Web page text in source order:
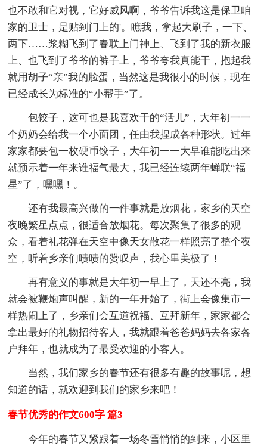
也不敢和它对视，它好威风啊，爷爷告诉我这是保卫咱
家的卫士，是贴到门上的'。瞧我，拿起大刷子，一下、
两下……浆糊飞到了春联上门神上、飞到了我的新衣服
上、也飞到了爷爷的裤子上，爷爷夸我真能干，抱起我
就用胡子“亲”我的脸蛋，当然这是我很小的时候，现在
已经成长为标准的“小帮手”了。
包饺子，这可也是我喜欢干的“活儿”，大年初一一
个奶奶会给我一个小面团，任由我捏成各种形状。过年
家家都要包一枚硬币饺子，大年初一一大早谁能吃出来
就预示着一年来谁福气最大，我已经连续两年蝉联“福
星”了，嘿嘿！。
还有我最高兴做的一件事就是放烟花，家乡的天空
夜晚繁星点点，很适合放烟花。每次聚集了很多的观
众，看着礼花弹在天空中像天女散花一样照亮了整个夜
空，听着乡亲们啧啧的赞叹声，我心里美极了！
再有意义的事就是大年初一早上了，天还不亮，我
就会被鞭炮声叫醒，新的一年开始了，街上会像集市一
样热闹上了，乡亲们会互道祝福、互拜新年，家家都会
拿出最好的礼物招待客人，我就跟着爸爸妈妈去各家各
户拜年，也就成为了最受欢迎的小客人。
当然，我们家乡的春节还有很多有趣的故事呢，想
知道的话，就欢迎到我们的家乡来吧！
春节优秀的作文600字 篇3
今年的春节又紧跟着一场冬雪悄悄的到来，小区里